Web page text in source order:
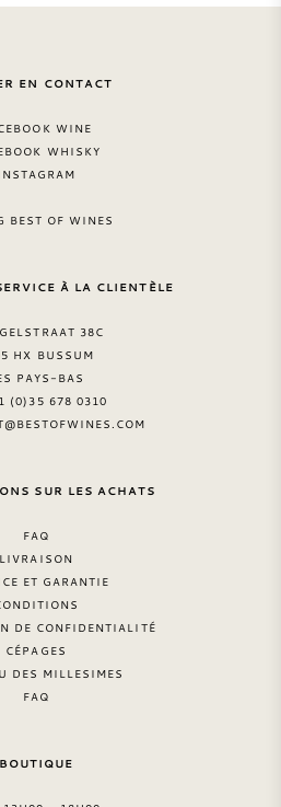
EN CONTACT
WINE
WHISKY
BEST OF WINES
À LA CLIENTÈLE
38C
HX BUSSUM
PAYS-BAS
(0)35 678 0310
SUR LES ACHATS
FAQ
LIVRAISON
ET GARANTIE
DE CONFIDENTIALITÉ
CÉPAGES
DES MILLESIMES
FAQ
BOUTIQUE